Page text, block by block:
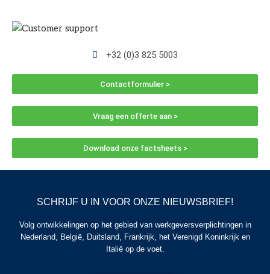
+32 (0)3 825 5003
Contactformulier >
Vraag een offerte aan >
Download onze factsheets >
SCHRIJF U IN VOOR ONZE NIEUWSBRIEF!
Volg ontwikkelingen op het gebied van werkgeversverplichtingen in
Nederland, België, Duitsland, Frankrijk, het Verenigd Koninkrijk en
Italië op de voet.